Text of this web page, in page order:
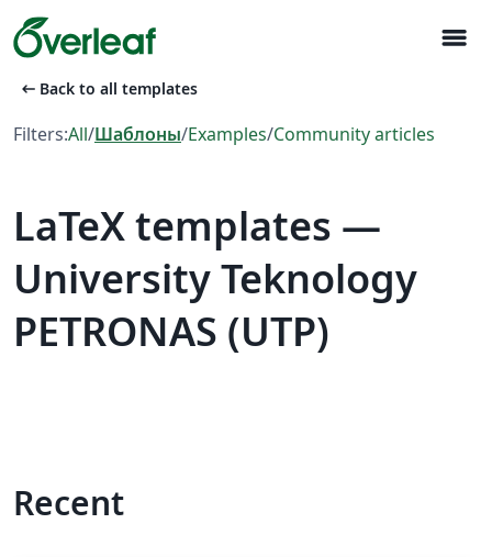
menu
arrow_left_alt Back to all templates
Filters:All/Шаблоны/Examples/Community articles
LaTeX templates —
University Teknology
PETRONAS (UTP)
Recent